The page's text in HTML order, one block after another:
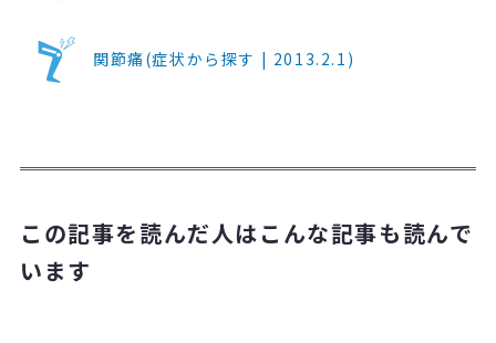
関節痛(症状から探す | 2013.2.1)
この記事を読んだ人はこんな記事も読んで
います